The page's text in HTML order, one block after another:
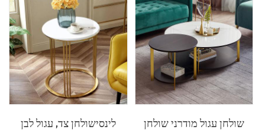
לינסישולחן צד, עגול לבן
שולחן עגול מודרני שולחן